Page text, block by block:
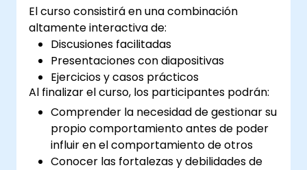
El curso consistirá en una combinación
altamente interactiva de:
Discusiones facilitadas
Presentaciones con diapositivas
Ejercicios y casos prácticos
Al finalizar el curso, los participantes podrán:
Comprender la necesidad de gestionar su
propio comportamiento antes de poder
influir en el comportamiento de otros
Conocer las fortalezas y debilidades de